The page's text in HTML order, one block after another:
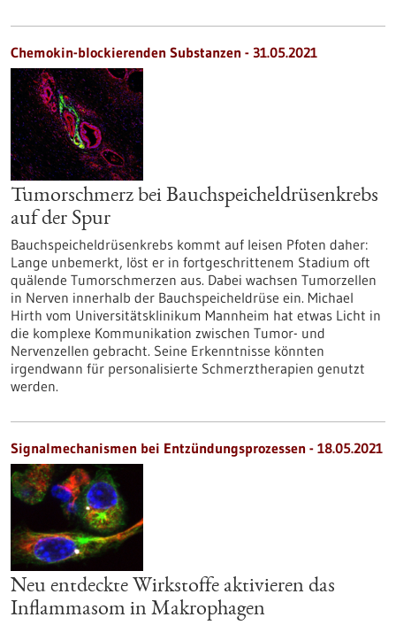
Chemokin-blockierenden Substanzen - 31.05.2021
Tumorschmerz bei Bauchspeicheldrüsenkrebs
auf der Spur
Bauchspeicheldrüsenkrebs kommt auf leisen Pfoten daher:
Lange unbemerkt, löst er in fortgeschrittenem Stadium oft
quälende Tumorschmerzen aus. Dabei wachsen Tumorzellen
in Nerven innerhalb der Bauchspeicheldrüse ein. Michael
Hirth vom Universitätsklinikum Mannheim hat etwas Licht in
die komplexe Kommunikation zwischen Tumor- und
Nervenzellen gebracht. Seine Erkenntnisse könnten
irgendwann für personalisierte Schmerztherapien genutzt
werden.
Signalmechanismen bei Entzündungsprozessen - 18.05.2021
Neu entdeckte Wirkstoffe aktivieren das
Inflammasom in Makrophagen